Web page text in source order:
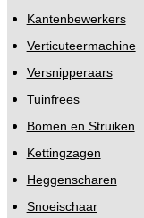
Kantenbewerkers
Verticuteermachine
Versnipperaars
Tuinfrees
Bomen en Struiken
Kettingzagen
Heggenscharen
Snoeischaar